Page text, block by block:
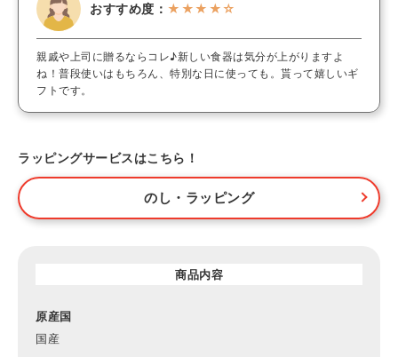
おすすめ度： ★★★★☆
親戚や上司に贈るならコレ♪新しい食器は気分が上がりますよ
ね！普段使いはもちろん、特別な日に使っても。貰って嬉しいギ
フトです。
ラッピングサービスはこちら！
のし・ラッピング
商品内容
原産国
国産